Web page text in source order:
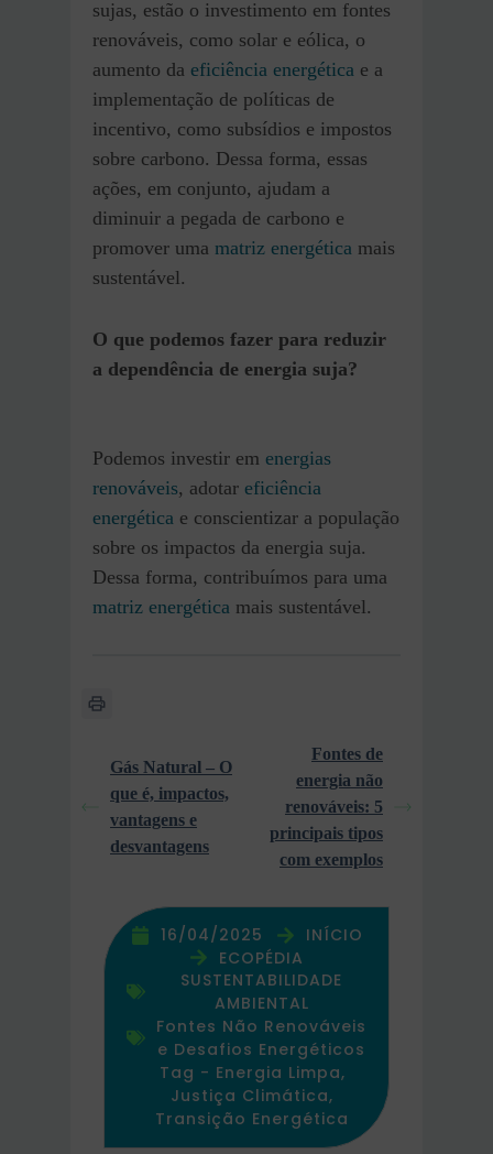
sujas, estão o investimento em fontes
renováveis, como solar e eólica, o
aumento da eficiência energética e a
implementação de políticas de
incentivo, como subsídios e impostos
sobre carbono. Dessa forma, essas
ações, em conjunto, ajudam a
diminuir a pegada de carbono e
promover uma matriz energética mais
sustentável.
O que podemos fazer para reduzir
a dependência de energia suja?
Podemos investir em energias
renováveis, adotar eficiência
energética e conscientizar a população
sobre os impactos da energia suja.
Dessa forma, contribuímos para uma
matriz energética mais sustentável.
Gás Natural – O
que é, impactos,
vantagens e
desvantagens
Fontes de
energia não
renováveis: 5
principais tipos
com exemplos
16/04/2025
INÍCIO
ECOPÉDIA
SUSTENTABILIDADE
AMBIENTAL
Fontes Não Renováveis
e Desafios Energéticos
Tag - Energia Limpa,
Justiça Climática,
Transição Energética